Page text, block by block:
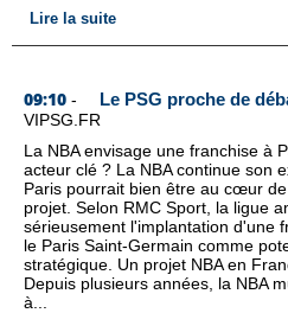
Lire la suite
09:10 - Le PSG proche de
VIPSG.FR
La NBA envisage une franchise à
acteur clé ? La NBA continue son
Paris pourrait bien être au cœur
projet. Selon RMC Sport, la ligue
sérieusement l'implantation d'une
le Paris Saint-Germain comme
stratégique. Un projet NBA en
Depuis plusieurs années, la NBA
à...